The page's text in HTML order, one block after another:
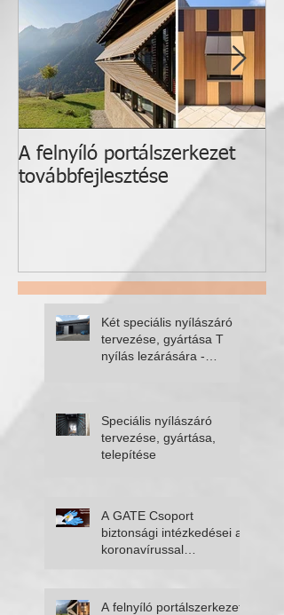
A felnyíló portálszerkezet
továbbfejlesztése
Két speciális nyílászáró
tervezése, gyártása T
nyílás lezárására -
Speciális nyílászáró
tervezése, gyártása,
telepítése
A GATE Csoport
biztonsági intézkedései a
koronavírussal
A felnyíló portálszerkezet